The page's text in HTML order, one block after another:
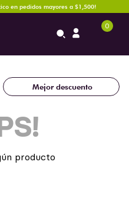
en pedidos mayores a $1,500!
0
Mejor descuento
producto